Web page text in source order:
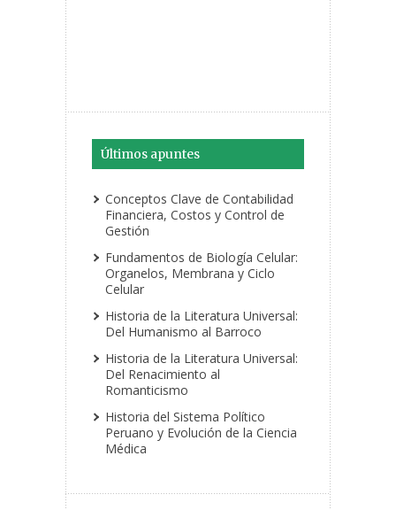
Últimos apuntes
Conceptos Clave de Contabilidad
Financiera, Costos y Control de
Gestión
Fundamentos de Biología Celular:
Organelos, Membrana y Ciclo
Celular
Historia de la Literatura Universal:
Del Humanismo al Barroco
Historia de la Literatura Universal:
Del Renacimiento al
Romanticismo
Historia del Sistema Político
Peruano y Evolución de la Ciencia
Médica